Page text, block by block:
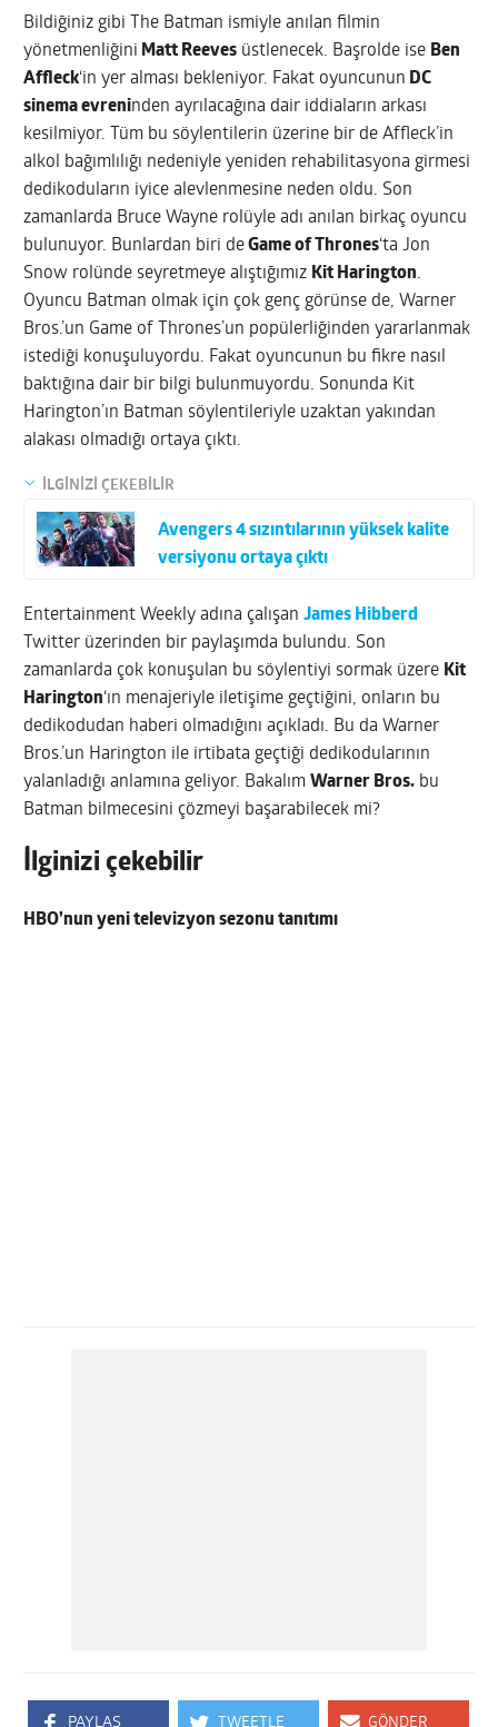
Bildiğiniz gibi The Batman ismiyle anılan filmin
yönetmenliğini Matt Reeves üstlenecek. Başrolde ise Ben
Affleck‘in yer alması bekleniyor. Fakat oyuncunun DC
sinema evreninden ayrılacağına dair iddiaların arkası
kesilmiyor. Tüm bu söylentilerin üzerine bir de Affleck’in
alkol bağımlılığı nedeniyle yeniden rehabilitasyona girmesi
dedikoduların iyice alevlenmesine neden oldu. Son
zamanlarda Bruce Wayne rolüyle adı anılan birkaç oyuncu
bulunuyor. Bunlardan biri deGame of Thrones‘ta Jon
Snow rolünde seyretmeye alıştığımız Kit Harington.
Oyuncu Batman olmak için çok genç görünse de, Warner
Bros.’un Game of Thrones’un popülerliğinden yararlanmak
istediği konuşuluyordu. Fakat oyuncunun bu fikre nasıl
baktığına dair bir bilgi bulunmuyordu. Sonunda Kit
Harington’ın Batman söylentileriyle uzaktan yakından
alakası olmadığı ortaya çıktı.
İLGİNİZİ ÇEKEBİLİR
Avengers 4 sızıntılarının yüksek kalite
versiyonu ortaya çıktı
Entertainment Weekly adına çalışanJames Hibberd
Twitter üzerinden bir paylaşımda bulundu. Son
zamanlarda çok konuşulan bu söylentiyi sormak üzere Kit
Harington‘ın menajeriyle iletişime geçtiğini, onların bu
dedikodudan haberi olmadığını açıkladı. Bu da Warner
Bros.’un Harington ile irtibata geçtiği dedikodularının
yalanladığı anlamına geliyor. BakalımWarner Bros. bu
Batman bilmecesini çözmeyi başarabilecek mi?
İlginizi çekebilir
HBO’nun yeni televizyon sezonu tanıtımı
PAYLAŞ TWEETLE GÖNDER